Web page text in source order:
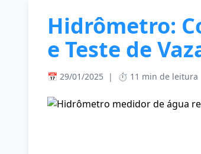
Hidrômetro:
e Teste de
📅 29/01/2025 | ⏱️ 11 min de leitura